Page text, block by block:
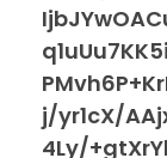
j/yr1cX/
4Ly/